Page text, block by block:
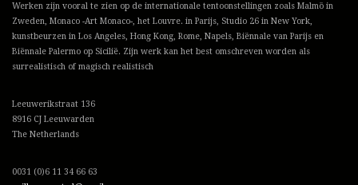
Werken zijn vooral te zien op de internationale tentoonstellingen zoals Malmö in
Zweden, Monaco -Art Monaco-, het Louvre. in Parijs, Studio 26 in New York,
kunstbeurzen in Los Angeles, Hong Kong, Rome, Napels, Biënnale van Parijs en
Biënnale Palermo op Sicilië. Zijn werk kan het best omschreven worden als
surrealistisch of magisch realistisch
Leeuwerikstraat 136
8916 CJ Leeuwarden
The Netherlands
0031 (0)6 11 34 66 63